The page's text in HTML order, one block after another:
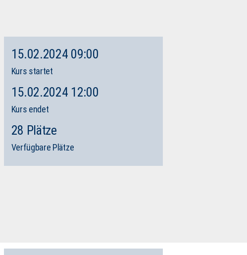
15.02.2024 09:00
Kurs startet
15.02.2024 12:00
Kurs endet
28 Plätze
Verfügbare Plätze